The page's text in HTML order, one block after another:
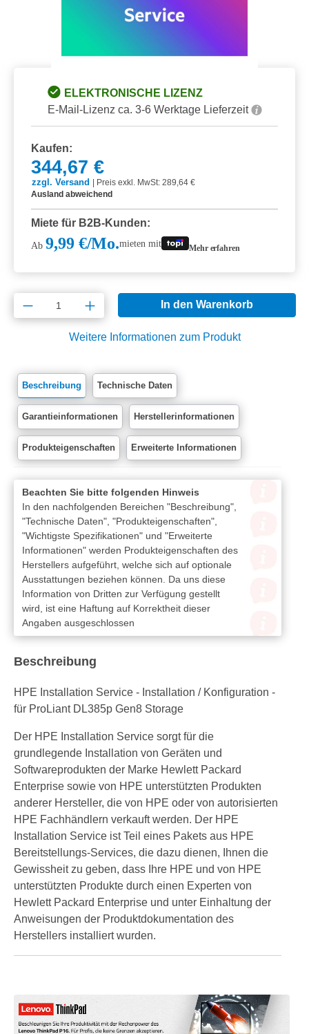
ELEKTRONISCHE LIZENZ
E-Mail-Lizenz ca. 3-6 Werktage Lieferzeit
Kaufen:
344,67 €
zzgl. Versand | Preis exkl. MwSt: 289,64 €
Ausland abweichend
Miete für B2B-Kunden:
Ab 9,99 €/Mo.mieten mit Mehr erfahren
Produkt Anzahl: Gib den gewünschten
In den Warenkorb
Weitere Informationen zum Produkt
Beschreibung Technische Daten
Garantieinformationen Herstellerinformationen
Produkteigenschaften Erweiterte Informationen
Beachten Sie bitte folgenden Hinweis
In den nachfolgenden Bereichen "Beschreibung",
"Technische Daten", "Produkteigenschaften",
"Wichtigste Spezifikationen" und "Erweiterte
Informationen" werden Produkteigenschaften des
Herstellers aufgeführt, welche sich auf optionale
Ausstattungen beziehen können. Da uns diese
Information von Dritten zur Verfügung gestellt
wird, ist eine Haftung auf Korrektheit dieser
Angaben ausgeschlossen
Beschreibung
HPE Installation Service - Installation / Konfiguration -
für ProLiant DL385p Gen8 Storage
Der HPE Installation Service sorgt für die
grundlegende Installation von Geräten und
Softwareprodukten der Marke Hewlett Packard
Enterprise sowie von HPE unterstützten Produkten
anderer Hersteller, die von HPE oder von autorisierten
HPE Fachhändlern verkauft werden. Der HPE
Installation Service ist Teil eines Pakets aus HPE
Bereitstellungs-Services, die dazu dienen, Ihnen die
Gewissheit zu geben, dass Ihre HPE und von HPE
unterstützten Produkte durch einen Experten von
Hewlett Packard Enterprise und unter Einhaltung der
Anweisungen der Produktdokumentation des
Herstellers installiert wurden.